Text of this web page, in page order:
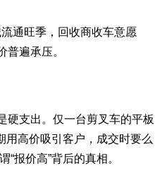
通旺季，回收商收车意愿
遍承压。
硬支出。仅一台剪叉车的平板
用高价吸引客户，成交时要么
报价高”背后的真相。